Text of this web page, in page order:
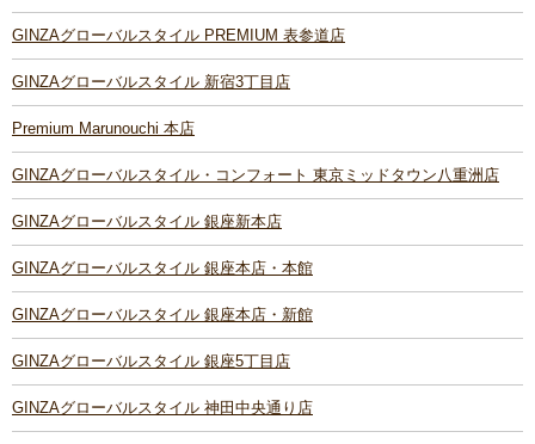
GINZAグローバルスタイル PREMIUM 表参道店
GINZAグローバルスタイル 新宿3丁目店
Premium Marunouchi 本店
GINZAグローバルスタイル・コンフォート 東京ミッドタウン八重洲店
GINZAグローバルスタイル 銀座新本店
GINZAグローバルスタイル 銀座本店・本館
GINZAグローバルスタイル 銀座本店・新館
GINZAグローバルスタイル 銀座5丁目店
GINZAグローバルスタイル 神田中央通り店